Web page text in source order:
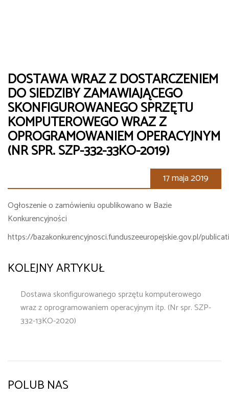
DOSTAWA WRAZ Z DOSTARCZENIEM
DO SIEDZIBY ZAMAWIAJĄCEGO
SKONFIGUROWANEGO SPRZĘTU
KOMPUTEROWEGO WRAZ Z
OPROGRAMOWANIEM OPERACYJNYM
(NR SPR. SZP-332-33KO-2019)
17 maja 2019
Ogłoszenie o zamówieniu opublikowano w Bazie
Konkurencyjności
https://bazakonkurencyjnosci.funduszeeuropejskie.gov.pl/
KOLEJNY ARTYKUŁ
Dostawa skonfigurowanego sprzętu komputerowego
wraz z oprogramowaniem operacyjnym itp. (Nr spr. SZP-
332-13KO-2020)
POLUB NAS